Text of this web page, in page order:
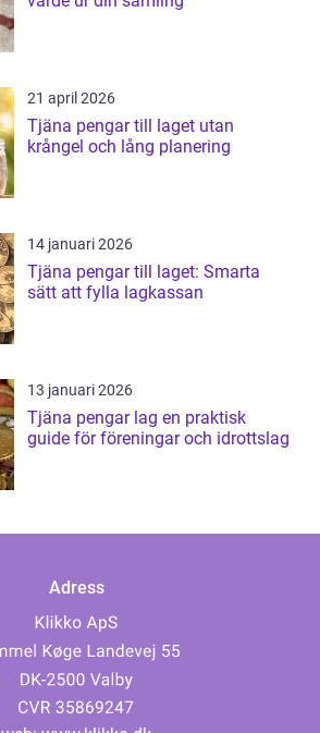
21 april 2026
Tjäna pengar till laget utan
krångel och lång planering
14 januari 2026
Tjäna pengar till laget: Smarta
sätt att fylla lagkassan
13 januari 2026
Tjäna pengar lag en praktisk
guide för föreningar och idrottslag
Adress